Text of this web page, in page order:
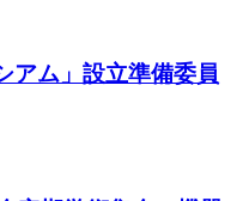
アム」設立準備委員